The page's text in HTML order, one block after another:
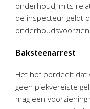
onderhoud, mits
de inspecteur geldt
Baksteenarrest
Het hof oordeelt
geen piekvereiste
mag een